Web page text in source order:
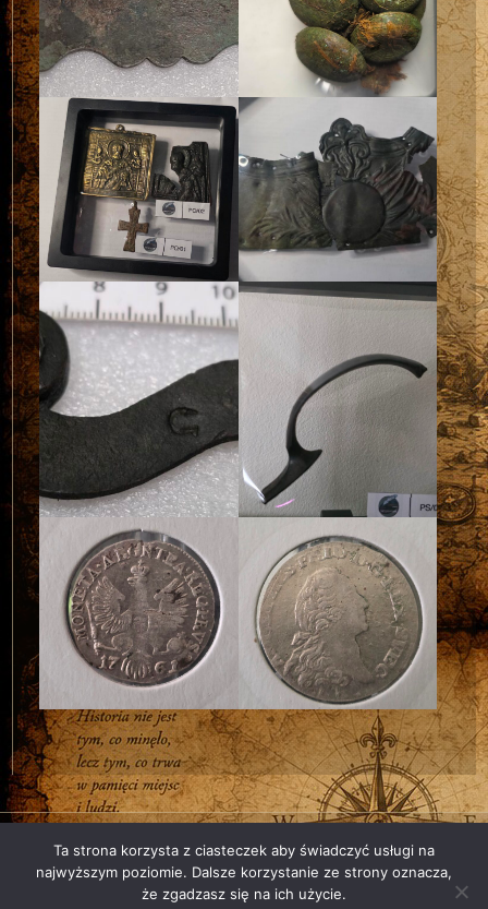
Polityka prywatności Fundacji „Skryptorium”
Ta strona korzysta z ciasteczek aby świadczyć usługi na
najwyższym poziomie. Dalsze korzystanie ze strony oznacza,
że zgadzasz się na ich użycie.